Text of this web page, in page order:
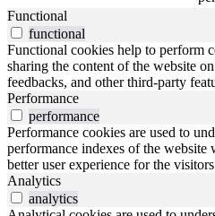
Functional
functional
Functional cookies help to perform
sharing the content of the website
feedbacks, and other third-party
Performance
performance
Performance cookies are used to
performance indexes of the
better user experience for the
Analytics
analytics